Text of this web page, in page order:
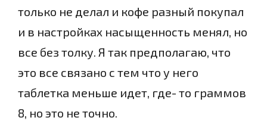
только не делал и кофе разный покупал
и в настройках насыщенность менял, но
все без толку. Я так предполагаю, что
это все связано с тем что у него
таблетка меньше идет, где- то граммов
8, но это не точно.